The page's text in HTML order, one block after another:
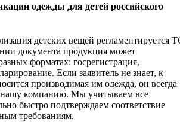
одежды для детей российского
детских вещей регламентируется
документа продукция может
форматах: госрегистрация,
Если заявитель не знает, к
производимая им одежда, он всегда
нашу компанию. Мы учитываем все
быстро подтверждаем соответствие
требованиям.